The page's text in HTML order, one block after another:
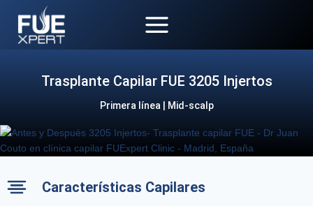
contenido
Trasplante Capilar FUE 3205 Injertos
Primera línea | Mid-scalp
Características Capilares